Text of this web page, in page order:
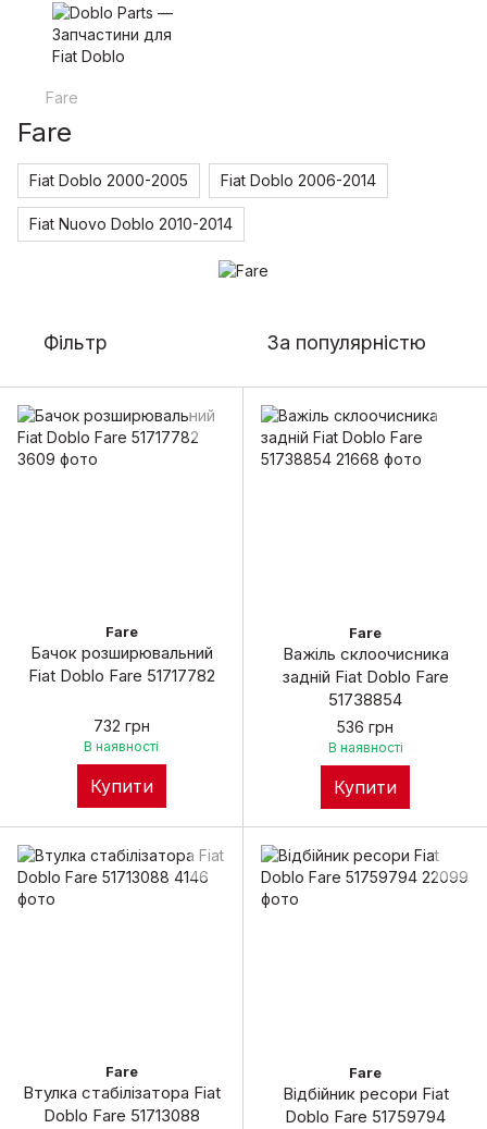
Fare
Fare
Fiat Doblo 2000-2005 Fiat Doblo 2006-2014
Fiat Nuovo Doblo 2010-2014
Фільтр За популярністю
Fare
Бачок розширювальний
Fiat Doblo Fare 51717782
732 грн
В наявності
Купити
Fare
Важіль склоочисника
задній Fiat Doblо Fare
51738854
536 грн
В наявності
Купити
Fare
Втулка стабілізатора Fiat
Doblo Fare 51713088
Fare
Відбійник ресори Fiat
Doblo Fare 51759794